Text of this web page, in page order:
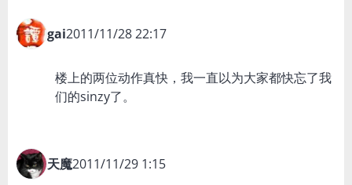
gai2011/11/28 22:17
楼上的两位动作真快，我一直以为大家都快忘了我
们的sinzy了。
天魔2011/11/29 1:15